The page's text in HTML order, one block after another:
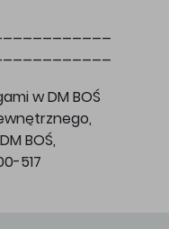
w DM BOŚ
BOŚ,
517